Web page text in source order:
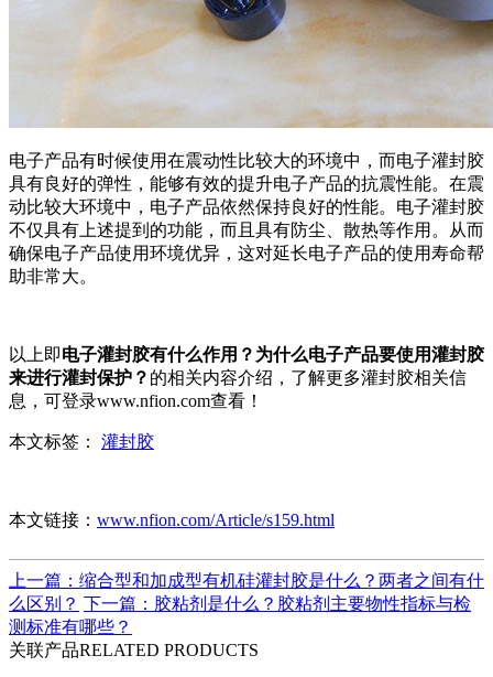
电子产品有时候使用在震动性比较大的环境中，而电子灌封胶
具有良好的弹性，能够有效的提升电子产品的抗震性能。在震
动比较大环境中，电子产品依然保持良好的性能。电子灌封胶
不仅具有上述提到的功能，而且具有防尘、散热等作用。从而
确保电子产品使用环境优异，这对延长电子产品的使用寿命帮
助非常大。
以上即电子灌封胶有什么作用？为什么电子产品要使用灌封胶
来进行灌封保护？ 的相关内容介绍，了解更多灌封胶相关信
息，可登录www.nfion.com查看！
本文标签： 灌封胶
本文链接： www.nfion.com/Article/s159.html
上一篇：缩合型和加成型有机硅灌封胶是什么？两者之间有什
么区别？ 下一篇：胶粘剂是什么？胶粘剂主要物性指标与检
测标准有哪些？
关联产品RELATED PRODUCTS